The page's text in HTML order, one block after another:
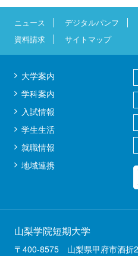
ニュース デジタルパンフ
資料請求
サイトマップ
大学案内
学科案内
入試情報
学生生活
就職情報
地域連携
山梨学院短期大学
〒400-8575 山梨県甲府市酒折